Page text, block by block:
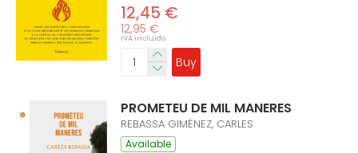
12,45 €
12,95 €
IVA incluido
Buy
PROMETEU DE MIL MANERES
REBASSA GIMÉNEZ, CARLES
Available